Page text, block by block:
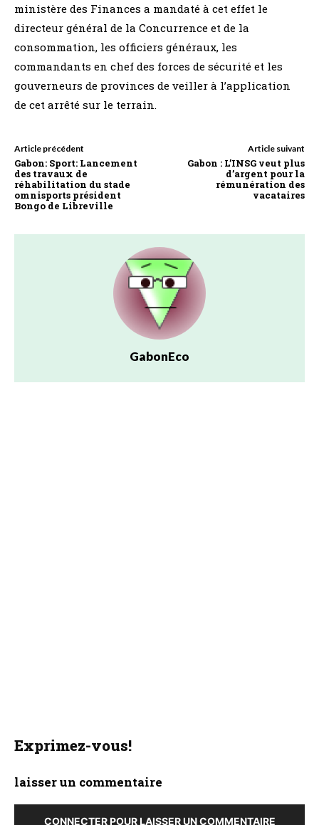
ministère des Finances a mandaté à cet effet le
directeur général de la Concurrence et de la
consommation, les officiers généraux, les
commandants en chef des forces de sécurité et les
gouverneurs de provinces de veiller à l’application
de cet arrêté sur le terrain.
Article précédent
Gabon: Sport: Lancement
des travaux de
réhabilitation du stade
omnisports président
Bongo de Libreville
Article suivant
Gabon : L’INSG veut plus
d’argent pour la
rémunération des
vacataires
GabonEco
Exprimez-vous!
laisser un commentaire
CONNECTER POUR LAISSER UN COMMENTAIRE